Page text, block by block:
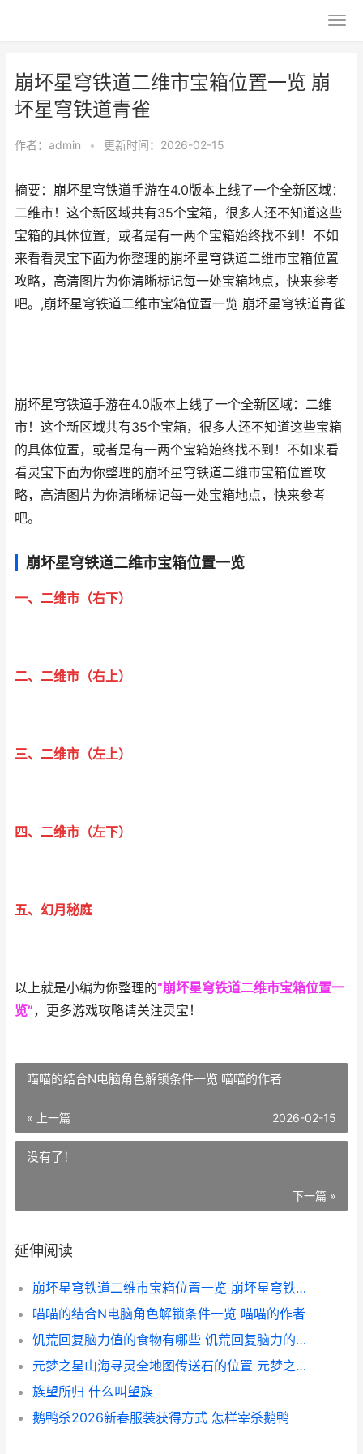
崩坏星穹铁道二维市宝箱位置一览 崩
坏星穹铁道青雀
作者： admin • 更新时间：2026-02-15
摘要：崩坏星穹铁道手游在4.0版本上线了一个全新区域：
二维市！这个新区域共有35个宝箱，很多人还不知道这些
宝箱的具体位置，或者是有一两个宝箱始终找不到！不如
来看看灵宝下面为你整理的崩坏星穹铁道二维市宝箱位置
攻略，高清图片为你清晰标记每一处宝箱地点，快来参考
吧。,崩坏星穹铁道二维市宝箱位置一览 崩坏星穹铁道青雀
崩坏星穹铁道手游在4.0版本上线了一个全新区域：二维
市！这个新区域共有35个宝箱，很多人还不知道这些宝箱
的具体位置，或者是有一两个宝箱始终找不到！不如来看
看灵宝下面为你整理的崩坏星穹铁道二维市宝箱位置攻
略，高清图片为你清晰标记每一处宝箱地点，快来参考
吧。
崩坏星穹铁道二维市宝箱位置一览
一、二维市（右下）
二、二维市（右上）
三、二维市（左上）
四、二维市（左下）
五、幻月秘庭
以上就是小编为你整理的“崩坏星穹铁道二维市宝箱位置一
览”，更多游戏攻略请关注灵宝！
喵喵的结合N电脑角色解锁条件一览 喵喵的作者
« 上一篇 2026-02-15
没有了！
下一篇 »
延伸阅读
崩坏星穹铁道二维市宝箱位置一览 崩坏星穹铁道青雀
喵喵的结合N电脑角色解锁条件一览 喵喵的作者
饥荒回复脑力值的食物有哪些 饥荒回复脑力的方法
元梦之星山海寻灵全地图传送石的位置 元梦之星山海寻灵世界等级怎么提升
族望所归 什么叫望族
鹅鸭杀2026新春服装获得方式 怎样宰杀鹅鸭